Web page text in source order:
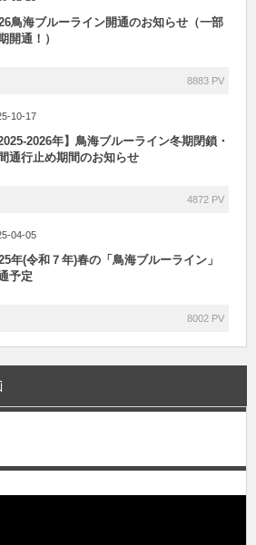
鳥海ブルーライン開通のお知らせ（一部
開通！）
8883 PV
10-17
2025-2026年】鳥海ブルーライン冬期閉鎖・
通行止め期間のお知らせ
4872 PV
04-05
年(令和７年)春の「鳥海ブルーライン」
予定
8002 PV